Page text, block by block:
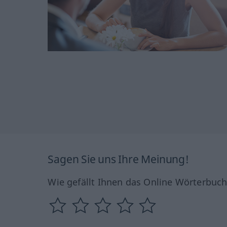
Sagen Sie uns Ihre Meinung!
Wie gefällt Ihnen das Online